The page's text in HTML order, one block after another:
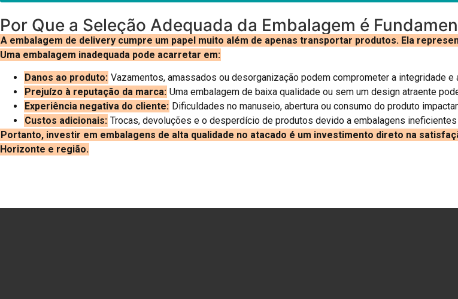
Por Que a Seleção Adequada da Embalagem é
A embalagem de delivery cumpre um papel muito além de apenas transportar produtos. Ela
Uma embalagem inadequada pode acarretar em:
Danos ao produto: Vazamentos, amassados ou desorganização podem comprometer a integridade e
Prejuízo à reputação da marca: Uma embalagem de baixa qualidade ou sem um design atraente
Experiência negativa do cliente: Dificuldades no manuseio, abertura ou consumo do produto
Custos adicionais: Trocas, devoluções e o desperdício de produtos devido a embalagens
Portanto, investir em embalagens de alta qualidade no atacado é um investimento direto na
Horizonte e região.